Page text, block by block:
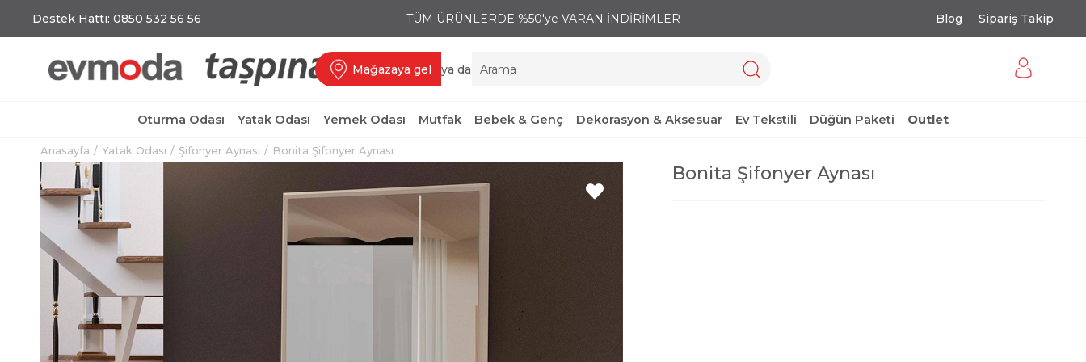
Destek Hattı: 0850 532 56 56 TÜM ÜRÜNLERDE %50'ye VARAN İNDİRİMLER Blog Sipariş Takip
Mağazaya gel ya da
Oturma Odası Yatak Odası Yemek Odası Mutfak Bebek & Genç Dekorasyon & Aksesuar Ev Tekstili Düğün Paketi Outlet
Anasayfa Yatak Odası Şifonyer Aynası Bonita Şifonyer Aynası
Bonita Şifonyer Aynası